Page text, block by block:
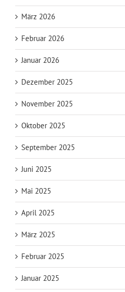
März 2026
Februar 2026
Januar 2026
Dezember 2025
November 2025
Oktober 2025
September 2025
Juni 2025
Mai 2025
April 2025
März 2025
Februar 2025
Januar 2025